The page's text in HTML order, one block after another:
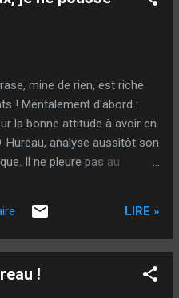
appelle de la jalousie
dommageable, à cause
ne pas aller au bout de ses
ou projets uniquement par
des autres ! Si, depuis la
tout le monde s'était retenu
d'ambitionner, de faire,
mine de rien, est riche
! Mentalement d'abord :
la bonne attitude à avoir en
Hureau, analyse aussitôt son
Il ne pleure pas au
qui le fait manquer pour
pour son tir suivant.
de "ne pas perdre le fil"
LIRE »
!